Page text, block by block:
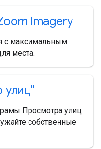
Imagery
с максимальным
места.
улиц"
Просмотра улиц
собственные